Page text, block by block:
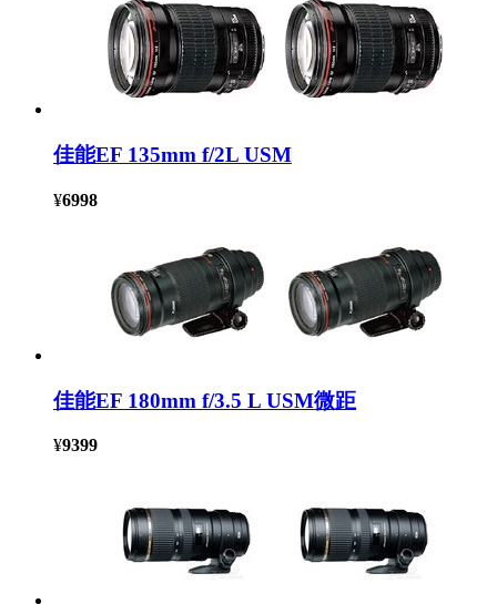
佳能EF 135mm f/2L USM
¥6998
佳能EF 180mm f/3.5 L USM微距
¥9399